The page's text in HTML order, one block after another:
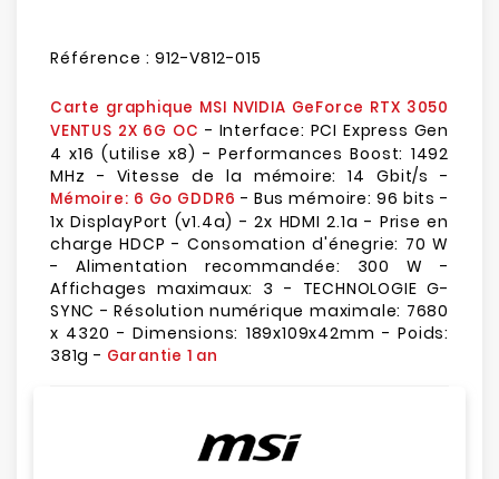
Référence : 912-V812-015
Carte graphique MSI NVIDIA GeForce RTX 3050
VENTUS 2X 6G OC - Interface: PCI Express Gen
4 x16 (utilise x8) - Performances Boost: 1492
MHz - Vitesse de la mémoire: 14 Gbit/s -
Mémoire: 6 Go GDDR6 - Bus mémoire: 96 bits -
1x DisplayPort (v1.4a) - 2x HDMI 2.1a - Prise en
charge HDCP - Consomation d'énegrie: 70 W
- Alimentation recommandée: 300 W -
Affichages maximaux: 3 - TECHNOLOGIE G-
SYNC - Résolution numérique maximale: 7680
x 4320 - Dimensions: 189x109x42mm - Poids:
381g - Garantie 1 an